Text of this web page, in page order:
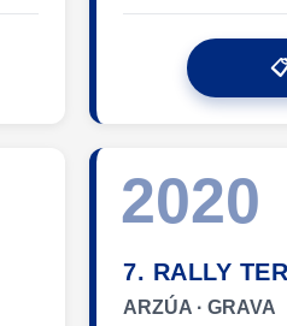
2020
7. RALLY
ARZÚA · GRAVA